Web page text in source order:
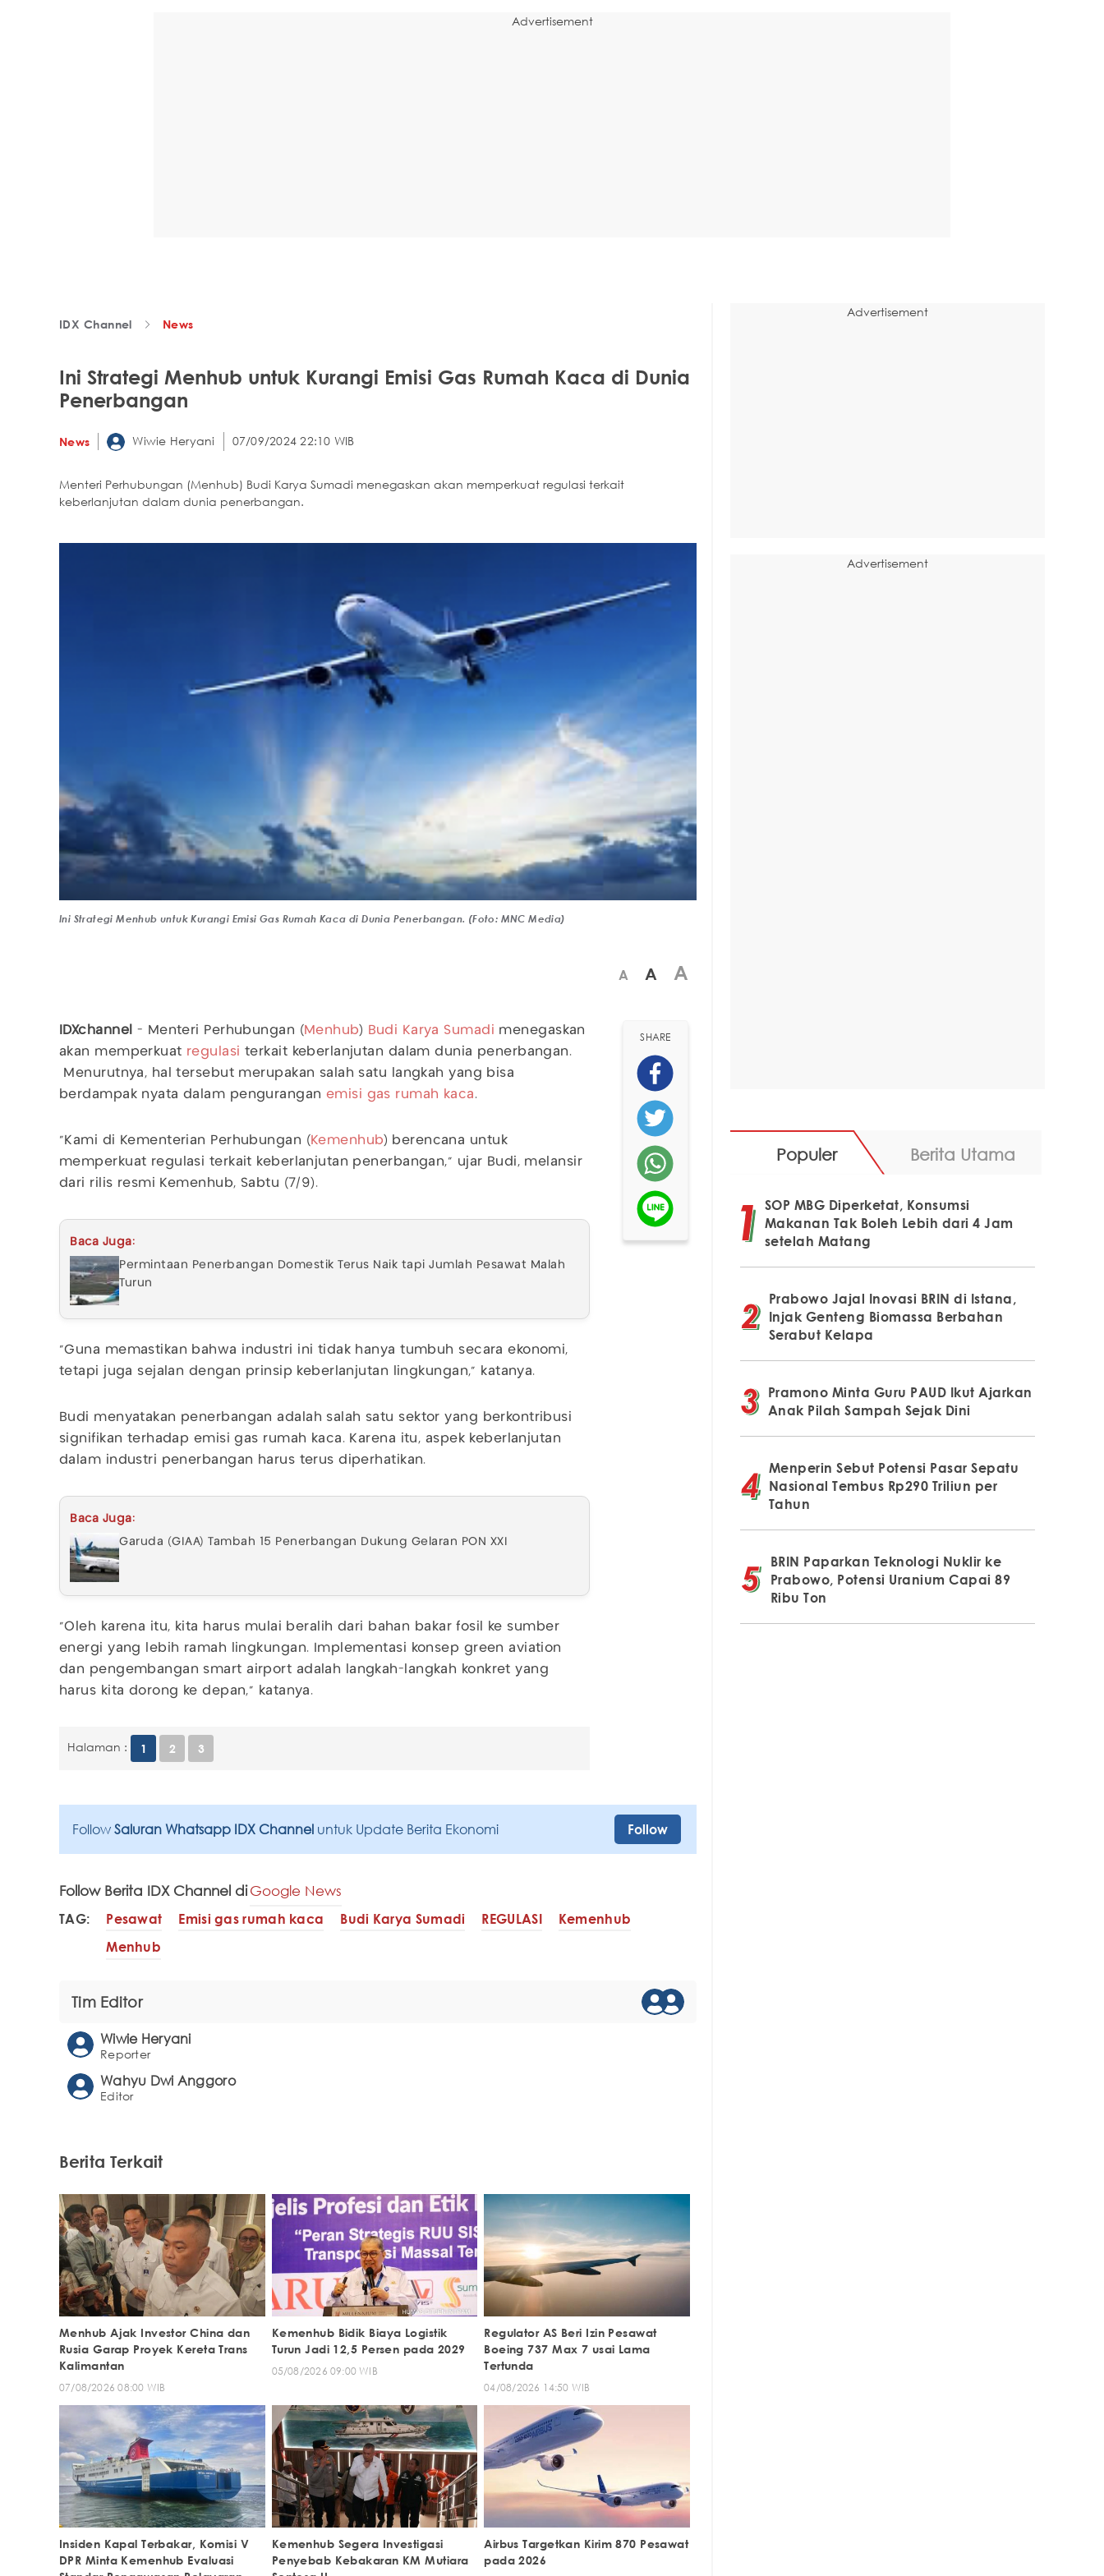
Advertisement
IDX Channel News
Ini Strategi Menhub untuk Kurangi Emisi Gas Rumah Kaca di Dunia
Penerbangan
News Wiwie Heryani 07/09/2024 22:10 WIB
Menteri Perhubungan (Menhub) Budi Karya Sumadi menegaskan akan memperkuat regulasi terkait
keberlanjutan dalam dunia penerbangan.
Ini Strategi Menhub untuk Kurangi Emisi Gas Rumah Kaca di Dunia Penerbangan. (Foto: MNC Media)
A A A
IDXchannel - Menteri Perhubungan ( Menhub) Budi Karya Sumadi menegaskan
akan memperkuat regulasi terkait keberlanjutan dalam dunia penerbangan.
Menurutnya, hal tersebut merupakan salah satu langkah yang bisa
berdampak nyata dalam pengurangan emisi gas rumah kaca .
“Kami di Kementerian Perhubungan ( Kemenhub) berencana untuk
memperkuat regulasi terkait keberlanjutan penerbangan,” ujar Budi, melansir
dari rilis resmi Kemenhub, Sabtu (7/9).
Baca Juga:
Permintaan Penerbangan Domestik Terus Naik tapi Jumlah Pesawat Malah
Turun
“Guna memastikan bahwa industri ini tidak hanya tumbuh secara ekonomi,
tetapi juga sejalan dengan prinsip keberlanjutan lingkungan,” katanya.
Budi menyatakan penerbangan adalah salah satu sektor yang berkontribusi
signifikan terhadap emisi gas rumah kaca. Karena itu, aspek keberlanjutan
dalam industri penerbangan harus terus diperhatikan.
Baca Juga:
Garuda (GIAA) Tambah 15 Penerbangan Dukung Gelaran PON XXI
“Oleh karena itu, kita harus mulai beralih dari bahan bakar fosil ke sumber
energi yang lebih ramah lingkungan. Implementasi konsep green aviation
dan pengembangan smart airport adalah langkah-langkah konkret yang
harus kita dorong ke depan,” katanya.
Halaman : 1 2 3
SHARE
Follow Saluran Whatsapp IDX Channel untuk Update Berita Ekonomi Follow
Follow Berita IDX Channel diGoogle News
TAG: Pesawat Emisi gas rumah kaca Budi Karya Sumadi REGULASI
Kemenhub
Menhub
Tim Editor
Wiwie Heryani
Reporter
Wahyu Dwi Anggoro
Editor
Berita Terkait
Menhub Ajak Investor China dan
Rusia Garap Proyek Kereta Trans
Kalimantan
07/08/2026 08:00 WIB
Kemenhub Bidik Biaya Logistik
Turun Jadi 12,5 Persen pada 2029
05/08/2026 09:00 WIB
Regulator AS Beri Izin Pesawat
Boeing 737 Max 7 usai Lama
Tertunda
04/08/2026 14:50 WIB
Insiden Kapal Terbakar, Komisi V
DPR Minta Kemenhub Evaluasi
Kemenhub Segera Investigasi
Penyebab Kebakaran KM Mutiara
Airbus Targetkan Kirim 870 Pesawat
pada 2026
Advertisement
Advertisement
Populer Berita Utama
SOP MBG Diperketat, Konsumsi
Makanan Tak Boleh Lebih dari 4 Jam
setelah Matang
Prabowo Jajal Inovasi BRIN di Istana,
Injak Genteng Biomassa Berbahan
Serabut Kelapa
Pramono Minta Guru PAUD Ikut Ajarkan
Anak Pilah Sampah Sejak Dini
Menperin Sebut Potensi Pasar Sepatu
Nasional Tembus Rp290 Triliun per
Tahun
BRIN Paparkan Teknologi Nuklir ke
Prabowo, Potensi Uranium Capai 89
Ribu Ton